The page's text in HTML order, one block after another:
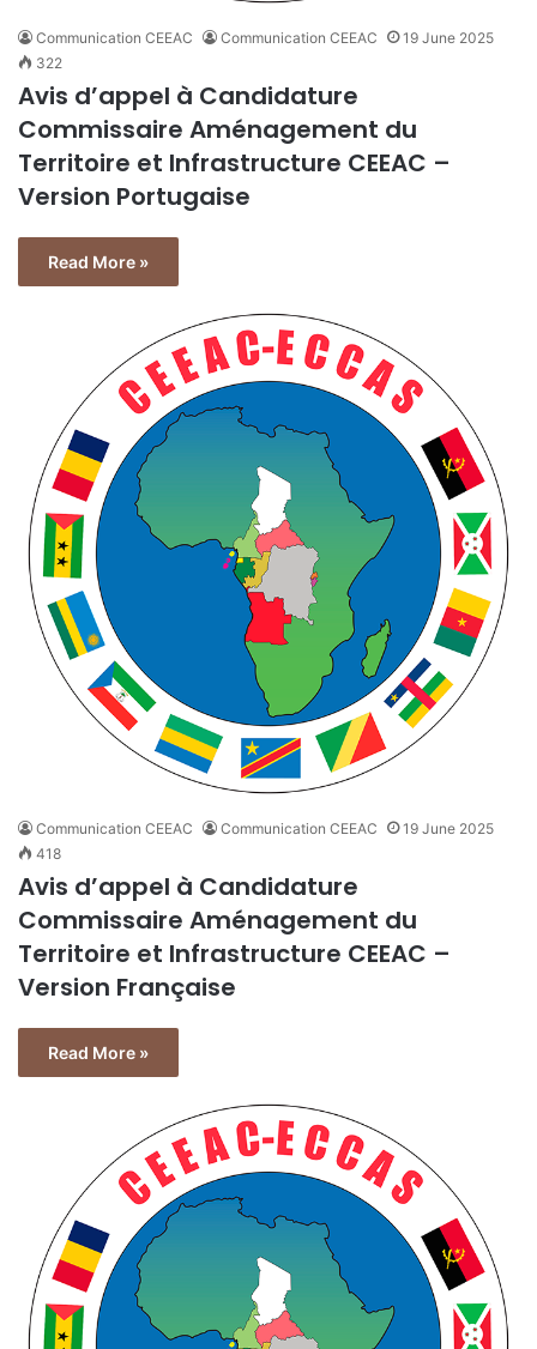
Communication CEEAC Communication CEEAC
19 June 2025
322
Avis d’appel à Candidature
Commissaire Aménagement du
Territoire et Infrastructure CEEAC –
Version Portugaise
Read More »
Communication CEEAC Communication CEEAC
19 June 2025
418
Avis d’appel à Candidature
Commissaire Aménagement du
Territoire et Infrastructure CEEAC –
Version Française
Read More »